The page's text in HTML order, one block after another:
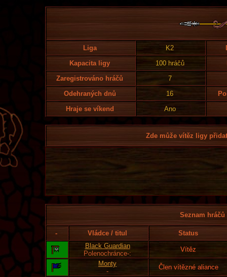
Liga K2
Kapacita ligy
100 hráčů
Zaregistrováno hráčů
7
Odehraných dnů
16
Hraje se víkend
Ano
Zde může vítěz ligy
Seznam
- Vládce / titul
Status
Black Guardian
Polenochránce-:
Vítěz
Monty
-
Člen vítězné aliance